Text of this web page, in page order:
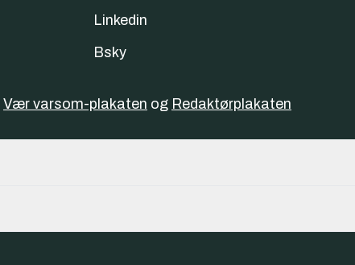
Linkedin
Bsky
Vær varsom-plakaten og Redaktørplakaten